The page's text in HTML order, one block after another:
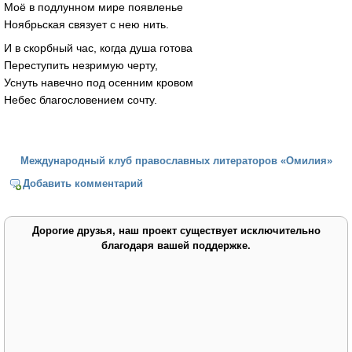
Моё в подлунном мире появленье
Ноябрьская связует с нею нить.
И в скорбный час, когда душа готова
Переступить незримую черту,
Уснуть навечно под осенним кровом
Небес благословением сочту.
Международный клуб православных литераторов «Омилия»
Добавить комментарий
Дорогие друзья, наш проект существует исключительно
благодаря вашей поддержке.